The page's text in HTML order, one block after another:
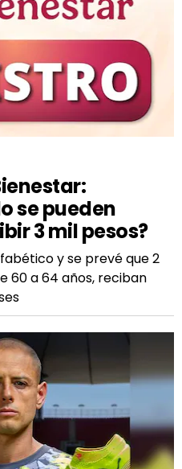
se pueden
3 mil pesos?
y se prevé que 2
60 a 64 años, reciban